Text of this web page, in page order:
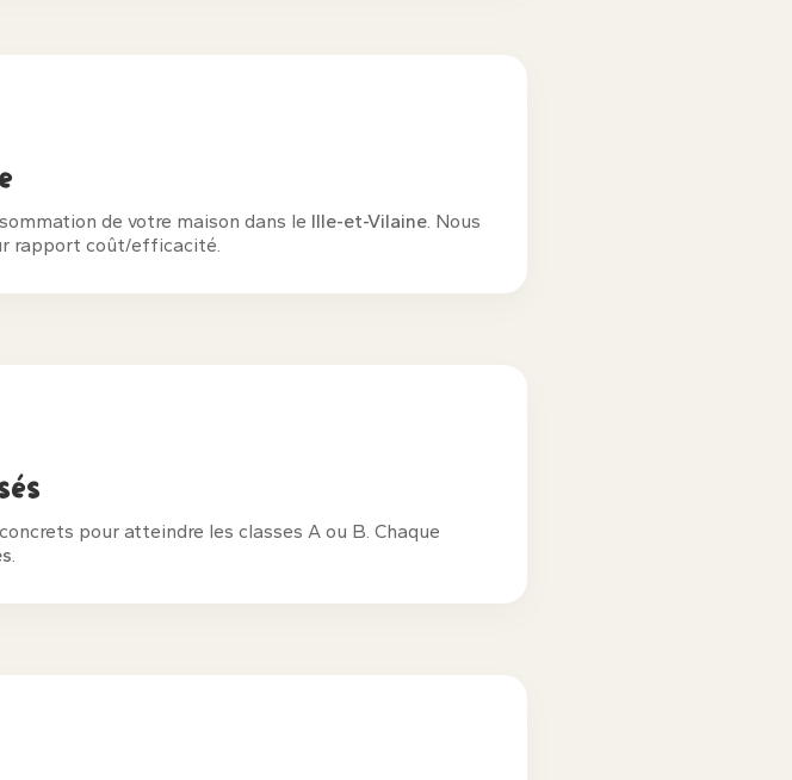
de votre maison dans le Ille-et-Vilaine. Nous
rapport coût/efficacité.
pour atteindre les classes A ou B. Chaque
.